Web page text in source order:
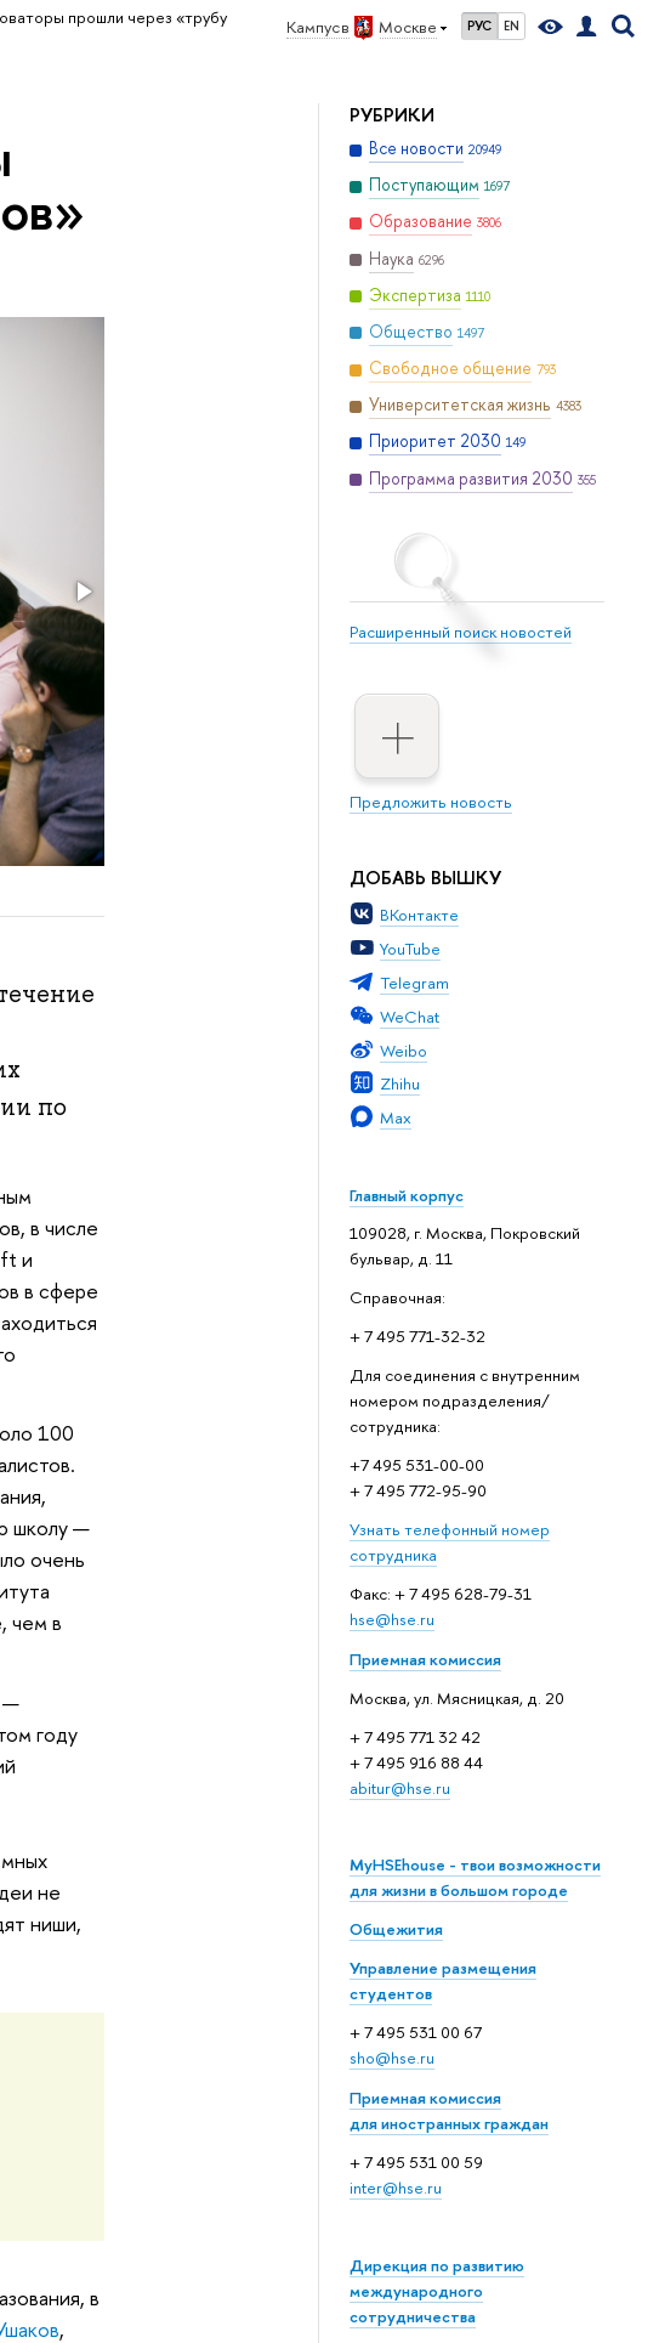
Кампус в Москве РУС EN
прошли через «трубу
РУБРИКИ
Все новости 20949
Поступающим 1697
Образование 3806
Наука 6296
Экспертиза 1110
Общество 1497
Свободное общение 793
Университетская жизнь 4383
Приоритет 2030 149
Программа развития 2030 355
Расширенный поиск новостей
Предложить новость
ДОБАВЬ ВЫШКУ
ВКонтакте
YouTube
Telegram
WeChat
Weibo
Zhihu
Max
Главный корпус
109028, г. Москва, Покровский
бульвар, д. 11
Справочная:
+ 7 495 771-32-32
Для соединения с внутренним
номером подразделения/
сотрудника:
+7 495 531-00-00
+ 7 495 772-95-90
Узнать телефонный номер
сотрудника
Факс: + 7 495 628-79-31
hse@hse.ru
Приемная комиссия
Москва, ул. Мясницкая, д. 20
+ 7 495 771 32 42
+ 7 495 916 88 44
abitur@hse.ru
MyHSEhouse - твои возможности
для жизни в большом городе
Общежития
Управление размещения
студентов
+ 7 495 531 00 67
sho@hse.ru
Приемная комиссия
для иностранных граждан
+ 7 495 531 00 59
inter@hse.ru
Дирекция по развитию
международного
сотрудничества
по
в числе
и
в сфере
100
школу —
очень
чем в
—
году
не
ниши,
в
,